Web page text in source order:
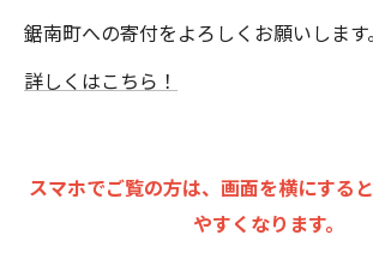
鋸南町への寄付をよろしくお願いします。
詳しくはこちら！
スマホでご覧の方は、画面を横にする
やすくなります。